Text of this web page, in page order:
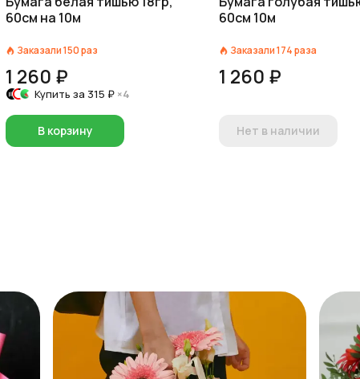
60см на 10м
Заказали150раз
1 260 ₽
Купить за315 ₽ ×4
В корзину
60см 10м
Заказали174раза
1 260 ₽
Нет в наличии